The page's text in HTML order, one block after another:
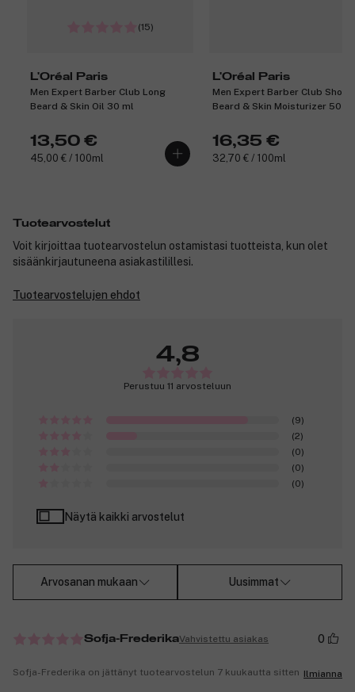
(15)
L'Oréal Paris
Men Expert Barber Club Long
Beard & Skin Oil 30 ml
13,50 €
45,00 € / 100ml
L'Oréal Paris
Men Expert Barber Club Short
Beard & Skin Moisturizer 50 ml
16,35 €
32,70 € / 100ml
Tuotearvostelut
Voit kirjoittaa tuotearvostelun ostamistasi tuotteista, kun olet
sisäänkirjautuneena asiakastilillesi.
Tuotearvostelujen ehdot
4,8
Perustuu 11 arvosteluun
(9)
(2)
(0)
(0)
(0)
Näytä kaikki arvostelut
Arvosanan mukaan Uusimmat
Sofja-FrederikaVahvistettu asiakas 0
Sofja-Frederika on jättänyt tuotearvostelun 7 kuukautta sitten Ilmianna